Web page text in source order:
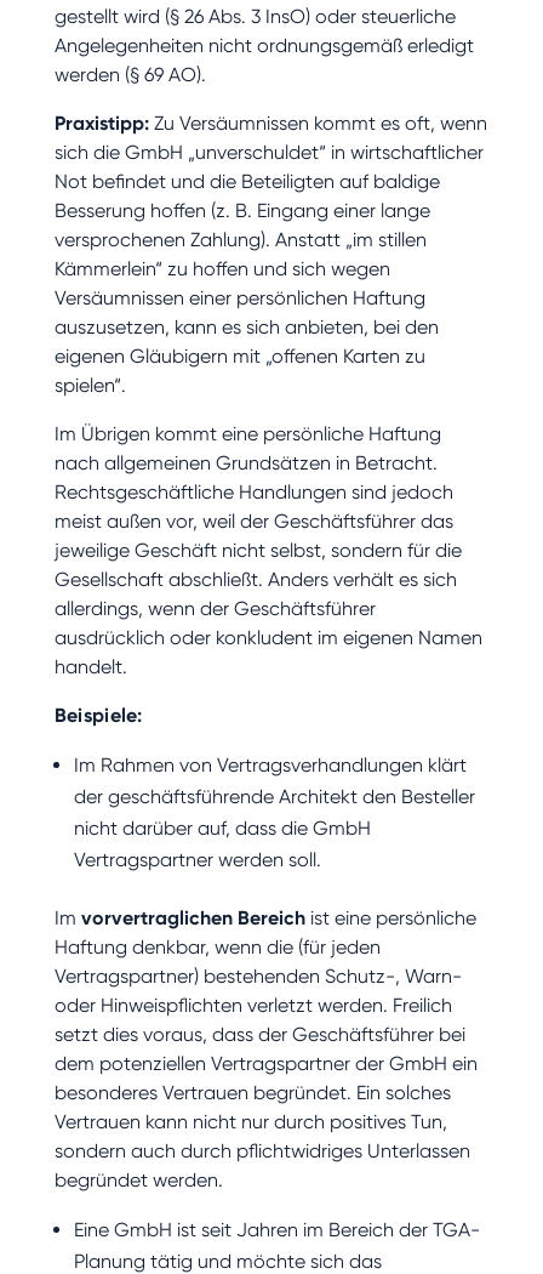
gestellt wird (§ 26 Abs. 3 InsO) oder steuerliche
Angelegenheiten nicht ordnungsgemäß erledigt
werden (§ 69 AO).
Praxistipp: Zu Versäumnissen kommt es oft, wenn
sich die GmbH „unverschuldet“ in wirtschaftlicher
Not befindet und die Beteiligten auf baldige
Besserung hoffen (z. B. Eingang einer lange
versprochenen Zahlung). Anstatt „im stillen
Kämmerlein“ zu hoffen und sich wegen
Versäumnissen einer persönlichen Haftung
auszusetzen, kann es sich anbieten, bei den
eigenen Gläubigern mit „offenen Karten zu
spielen“.
Im Übrigen kommt eine persönliche Haftung
nach allgemeinen Grundsätzen in Betracht.
Rechtsgeschäftliche Handlungen sind jedoch
meist außen vor, weil der Geschäftsführer das
jeweilige Geschäft nicht selbst, sondern für die
Gesellschaft abschließt. Anders verhält es sich
allerdings, wenn der Geschäftsführer
ausdrücklich oder konkludent im eigenen Namen
handelt.
Beispiele:
Im Rahmen von Vertragsverhandlungen klärt
der geschäftsführende Architekt den Besteller
nicht darüber auf, dass die GmbH
Vertragspartner werden soll.
Im vorvertraglichen Bereichist eine persönliche
Haftung denkbar, wenn die (für jeden
Vertragspartner) bestehenden Schutz-, Warn-
oder Hinweispflichten verletzt werden. Freilich
setzt dies voraus, dass der Geschäftsführer bei
dem potenziellen Vertragspartner der GmbH ein
besonderes Vertrauen begründet. Ein solches
Vertrauen kann nicht nur durch positives Tun,
sondern auch durch pflichtwidriges Unterlassen
begründet werden.
Eine GmbH ist seit Jahren im Bereich der TGA-
Planung tätig und möchte sich das